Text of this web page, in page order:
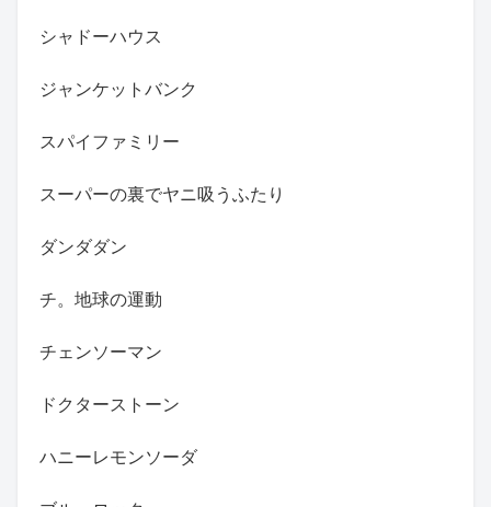
シャドーハウス
ジャンケットバンク
スパイファミリー
スーパーの裏でヤニ吸うふたり
ダンダダン
チ。地球の運動
チェンソーマン
ドクターストーン
ハニーレモンソーダ